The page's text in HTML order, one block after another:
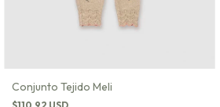
Conjunto Tejido Meli